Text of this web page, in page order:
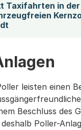
Taxifahrten in der
leisten einen
Beschluss des
Poller-